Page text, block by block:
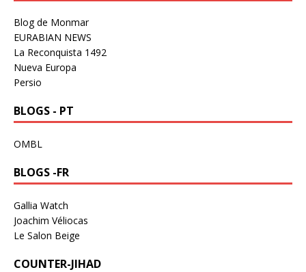
Blog de Monmar
EURABIAN NEWS
La Reconquista 1492
Nueva Europa
Persio
BLOGS - PT
OMBL
BLOGS -FR
Gallia Watch
Joachim Véliocas
Le Salon Beige
COUNTER-JIHAD